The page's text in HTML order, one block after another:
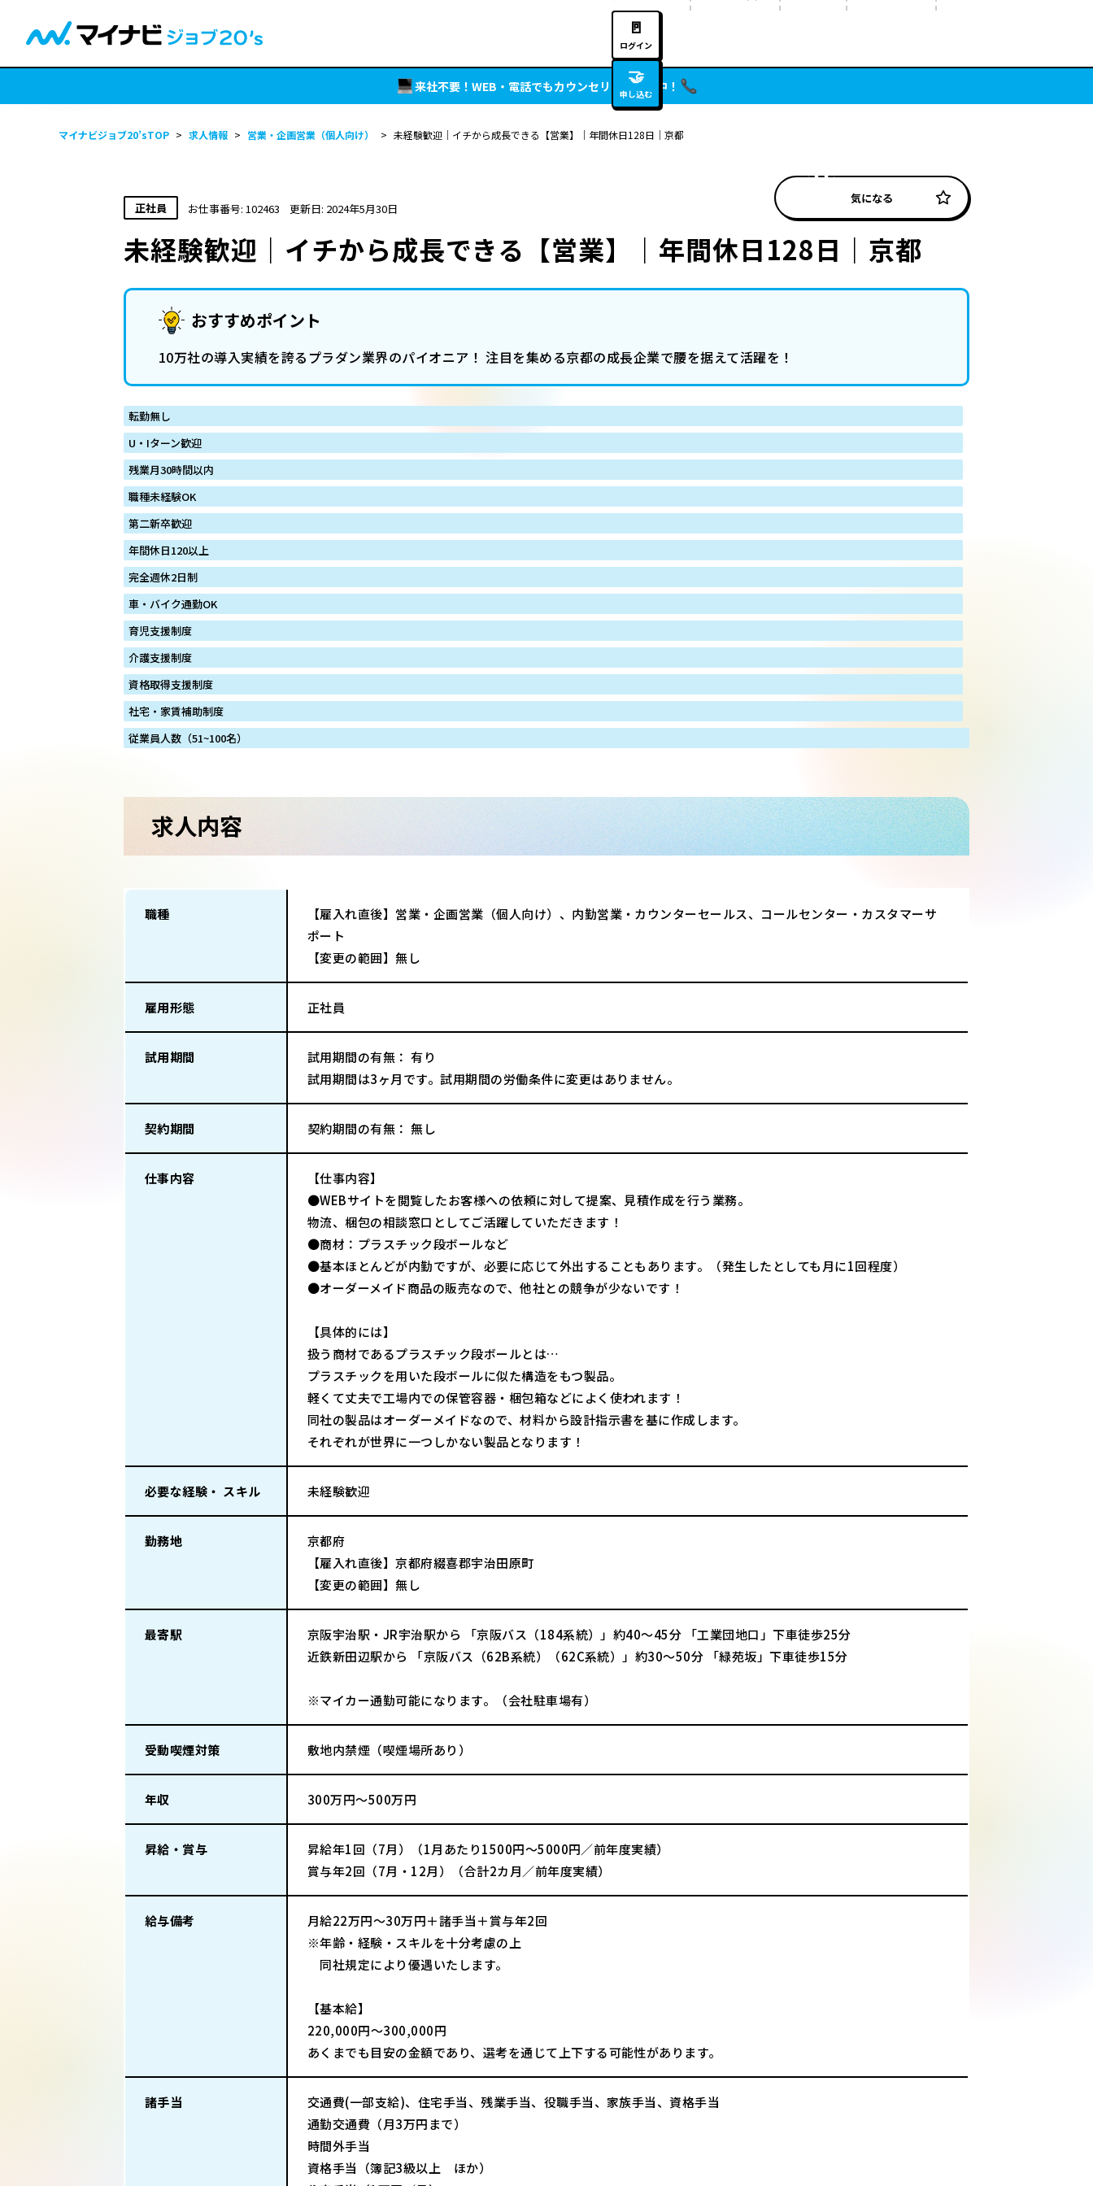
🚪
ログイン
🤝
申し込む
来社不要！WEB・電話でもカウンセリング実施中！
マイナビジョブ20’sTOP > 求人情報 > 営業・企画営業（個人向け） > 未経験歓迎｜イチから成長できる【営業】｜年間休日128日｜京都
正社員 お仕事番号: 102463 更新日: 2024年5月30日
気になる
未経験歓迎｜イチから成長できる【営業】｜年間休日128日｜京都
おすすめポイント
10万社の導入実績を誇るプラダン業界のパイオニア！ 注目を集める京都の成長企業で腰を据えて活躍を！
転勤無し
U・Iターン歓迎
残業月30時間以内
職種未経験OK
第二新卒歓迎
年間休日120以上
完全週休2日制
車・バイク通勤OK
育児支援制度
介護支援制度
資格取得支援制度
社宅・家賃補助制度
従業員人数（51~100名）
求人内容
職種
【雇入れ直後】営業・企画営業（個人向け）、内勤営業・カウンターセールス、コールセンター・カスタマーサ
ポート
【変更の範囲】無し
雇用形態 正社員
試用期間
試用期間の有無： 有り
試用期間は3ヶ月です。試用期間の労働条件に変更はありません。
契約期間 契約期間の有無： 無し
仕事内容
【仕事内容】
●WEBサイトを閲覧したお客様への依頼に対して提案、見積作成を行う業務。
物流、梱包の相談窓口としてご活躍していただきます！
●商材：プラスチック段ボールなど
●基本ほとんどが内勤ですが、必要に応じて外出することもあります。（発生したとしても月に1回程度）
●オーダーメイド商品の販売なので、他社との競争が少ないです！
【具体的には】
扱う商材であるプラスチック段ボールとは…
プラスチックを用いた段ボールに似た構造をもつ製品。
軽くて丈夫で工場内での保管容器・梱包箱などによく使われます！
同社の製品はオーダーメイドなので、材料から設計指示書を基に作成します。
それぞれが世界に一つしかない製品となります！
必要な経験・ スキル 未経験歓迎
勤務地
京都府
【雇入れ直後】京都府綴喜郡宇治田原町
【変更の範囲】無し
最寄駅
京阪宇治駅・JR宇治駅から 「京阪バス（184系統）」約40～45分 「工業団地口」下車徒歩25分
近鉄新田辺駅から 「京阪バス（62B系統）（62C系統）」約30～50分 「緑苑坂」下車徒歩15分
※マイカー通勤可能になります。（会社駐車場有）
受動喫煙対策 敷地内禁煙（喫煙場所あり）
年収 300万円～500万円
昇給・賞与
昇給年1回（7月）（1月あたり1500円～5000円／前年度実績）
賞与年2回（7月・12月）（合計2カ月／前年度実績）
給与備考
月給22万円～30万円＋諸手当＋賞与年2回
※年齢・経験・スキルを十分考慮の上
同社規定により優遇いたします。
【基本給】
220,000円～300,000円
あくまでも目安の金額であり、選考を通じて上下する可能性があります。
諸手当
交通費(一部支給)、住宅手当、残業手当、役職手当、家族手当、資格手当
通勤交通費（月3万円まで）
時間外手当
資格手当（簿記3級以上 ほか）